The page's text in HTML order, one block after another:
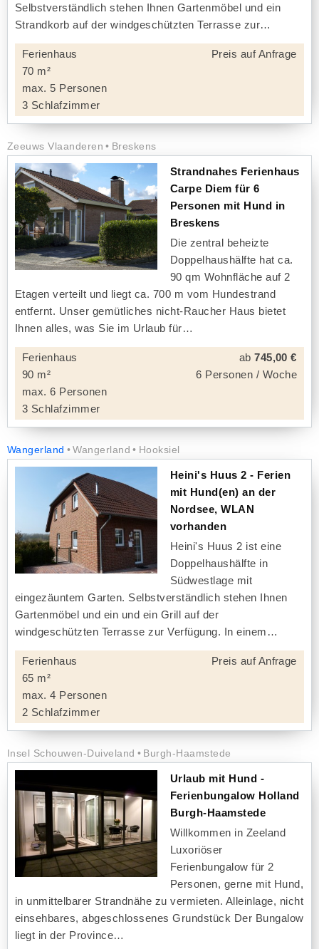
Selbstverständlich stehen Ihnen Gartenmöbel und ein
Strandkorb auf der windgeschützten Terrasse zur
Ferienhaus
70 m²
max. 5 Personen
3 Schlafzimmer
Preis auf Anfrage
Zeeuws Vlaanderen Breskens
Strandnahes Ferienhaus
Carpe Diem für 6
Personen mit Hund in
Breskens
Die zentral beheizte
Doppelhaushälfte hat ca.
90 qm Wohnfläche auf 2
Etagen verteilt und liegt ca. 700 m vom Hundestrand
entfernt. Unser gemütliches nicht-Raucher Haus bietet
Ihnen alles, was Sie im Urlaub für
Ferienhaus
90 m²
max. 6 Personen
3 Schlafzimmer
ab745,00 €
6 Personen / Woche
Wangerland Wangerland Hooksiel
Heini's Huus 2 - Ferien
mit Hund(en) an der
Nordsee, WLAN
vorhanden
Heini's Huus 2 ist eine
Doppelhaushälfte in
Südwestlage mit
eingezäuntem Garten. Selbstverständlich stehen Ihnen
Gartenmöbel und ein und ein Grill auf der
windgeschützten Terrasse zur Verfügung. In einem
Ferienhaus
65 m²
max. 4 Personen
2 Schlafzimmer
Preis auf Anfrage
Insel Schouwen-Duiveland Burgh-Haamstede
Urlaub mit Hund -
Ferienbungalow Holland
Burgh-Haamstede
Willkommen in Zeeland
Luxoriöser
Ferienbungalow für 2
Personen, gerne mit Hund,
in unmittelbarer Strandnähe zu vermieten. Alleinlage, nicht
einsehbares, abgeschlossenes Grundstück Der Bungalow
liegt in der Province